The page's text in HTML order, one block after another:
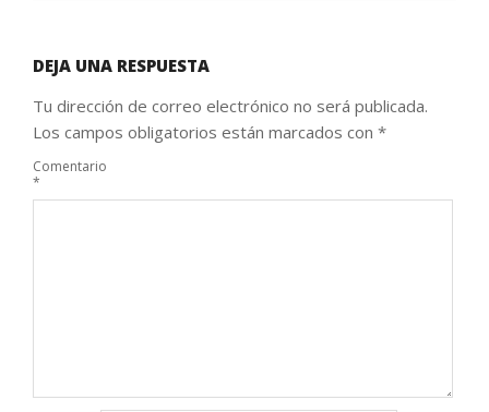
DEJA UNA RESPUESTA
Tu dirección de correo electrónico no será publicada.
Los campos obligatorios están marcados con *
Comentario
*